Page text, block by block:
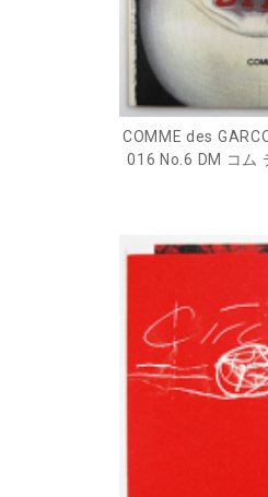
COMME des
016 No.6 DM コム